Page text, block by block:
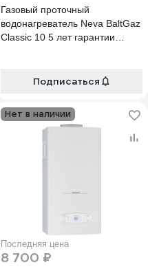
Газовый проточный
водонагреватель Neva BaltGaz
Classic 10 5 лет гарантии
Подписаться
Нет в наличии
Последняя цена
8 700 ₽